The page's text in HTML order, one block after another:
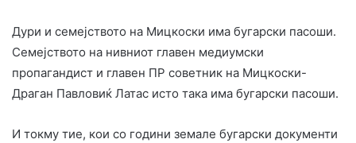
Дури и семејството на Мицкоски има бугарски пасоши.
Семејството на нивниот главен медиумски
пропагандист и главен ПР советник на Мицкоски-
Драган Павловиќ Латас исто така има бугарски пасоши.
И токму тие, кои со години земале бугарски документи